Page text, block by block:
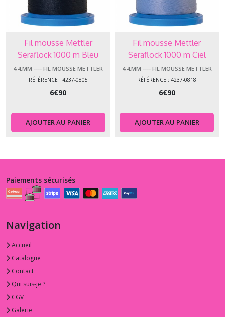
Fil mousse Mettler
Seraflock 1000 m Bleu
marine
4.4.MM ---- FIL MOUSSE METTLER
SERAFLOCK
RÉFÉRENCE : 4237-0805
6€90
AJOUTER AU PANIER
Fil mousse Mettler
Seraflock 1000 m Ciel
4.4.MM ---- FIL MOUSSE METTLER
SERAFLOCK
RÉFÉRENCE : 4237-0818
6€90
AJOUTER AU PANIER
Paiements sécurisés
Navigation
Accueil
Catalogue
Contact
Qui suis-je ?
CGV
Galerie